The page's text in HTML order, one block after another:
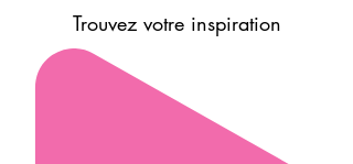
Trouvez votre inspiration